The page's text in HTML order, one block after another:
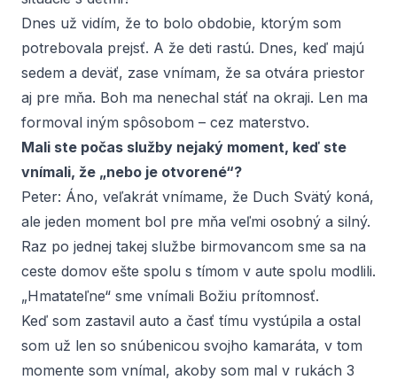
Dnes už vidím, že to bolo obdobie, ktorým som
potrebovala prejsť. A že deti rastú. Dnes, keď majú
sedem a deväť, zase vnímam, že sa otvára priestor
aj pre mňa. Boh ma nenechal stáť na okraji. Len ma
formoval iným spôsobom – cez materstvo.
Mali ste počas služby nejaký moment, keď ste
vnímali, že „nebo je otvorené“?
Peter: Áno, veľakrát vnímame, že Duch Svätý koná,
ale jeden moment bol pre mňa veľmi osobný a silný.
Raz po jednej takej službe birmovancom sme sa na
ceste domov ešte spolu s tímom v aute spolu modlili.
„Hmatateľne“ sme vnímali Božiu prítomnosť.
Keď som zastavil auto a časť tímu vystúpila a ostal
som už len so snúbenicou svojho kamaráta, v tom
momente som vnímal, akoby som mal v rukách 3